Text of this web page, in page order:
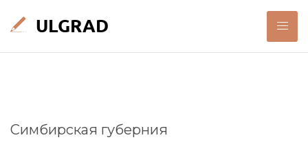
Симбирская губерния